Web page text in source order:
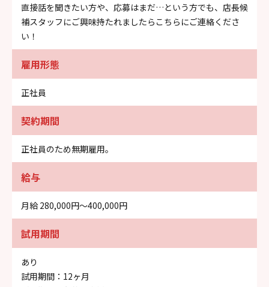
直接話を聞きたい方や、応募はまだ…という方でも、店長候
補スタッフにご興味持たれましたらこちらにご連絡くださ
い！
雇用形態
正社員
契約期間
正社員のため無期雇用。
給与
月給 280,000円〜400,000円
試用期間
あり
試用期間：12ヶ月